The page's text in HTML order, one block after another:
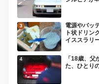
電源やバッ
ト状ドリン
イススラリ
「18歳、
た、ひとり